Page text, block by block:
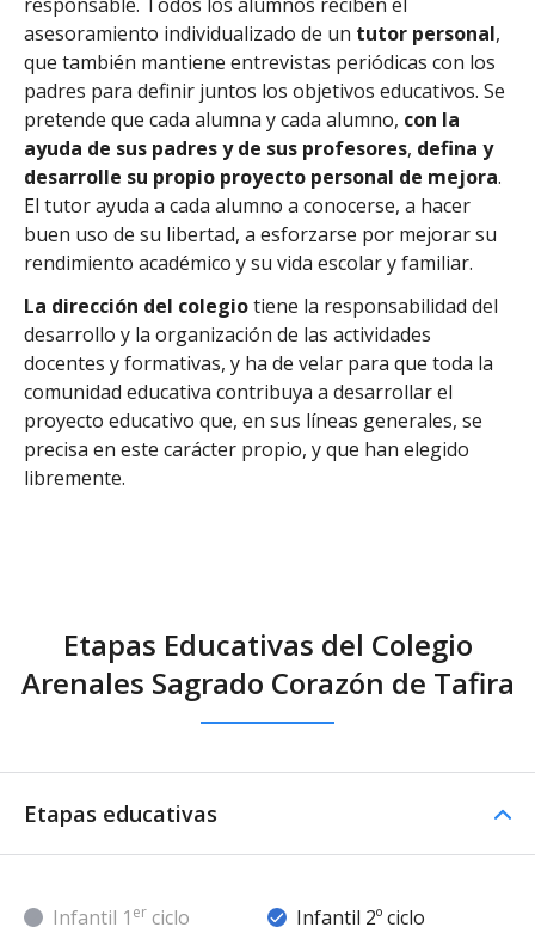
asesoramiento individualizado de un tutor personal,
que también mantiene entrevistas periódicas con los
padres para definir juntos los objetivos educativos. Se
pretende que cada alumna y cada alumno, con la
ayuda de sus padres y de sus profesores, defina y
desarrolle su propio proyecto personal de mejora.
El tutor ayuda a cada alumno a conocerse, a hacer
buen uso de su libertad, a esforzarse por mejorar su
rendimiento académico y su vida escolar y familiar.
La dirección del colegiotiene la responsabilidad del
desarrollo y la organización de las actividades
docentes y formativas, y ha de velar para que toda la
comunidad educativa contribuya a desarrollar el
proyecto educativo que, en sus líneas generales, se
precisa en este carácter propio, y que han elegido
libremente.
Etapas Educativas del Colegio
Arenales Sagrado Corazón de Tafira
Etapas educativas
Infantil 1 er ciclo Infantil 2º ciclo